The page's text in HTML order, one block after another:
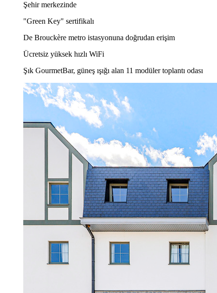
Şehir merkezinde
"Green Key" sertifikalı
De Brouckère metro istasyonuna doğrudan erişim
Ücretsiz yüksek hızlı WiFi
Şık GourmetBar, güneş ışığı alan 11 modüler toplantı odası